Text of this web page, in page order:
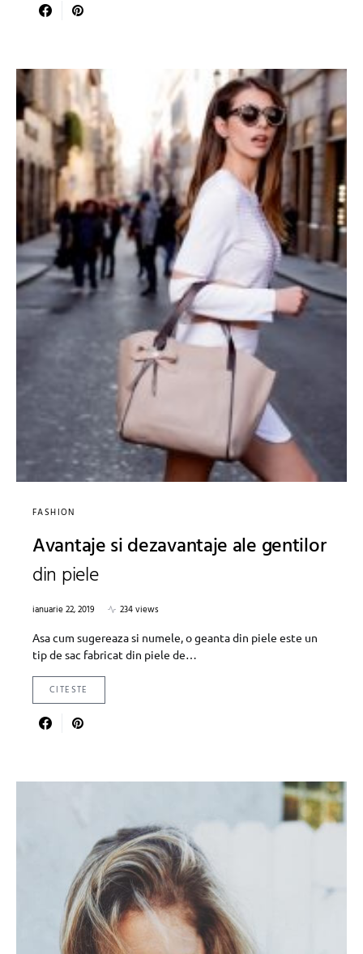
FASHION
Avantaje si dezavantaje ale gentilor
din piele
ianuarie 22, 2019
234 views
Asa cum sugereaza si numele, o geanta din piele este un
tip de sac fabricat din piele de…
CITESTE